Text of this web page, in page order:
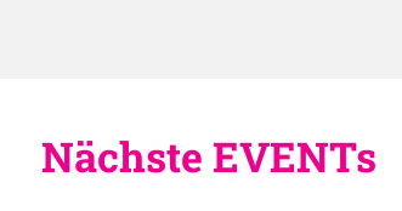
Nächste EVENTs